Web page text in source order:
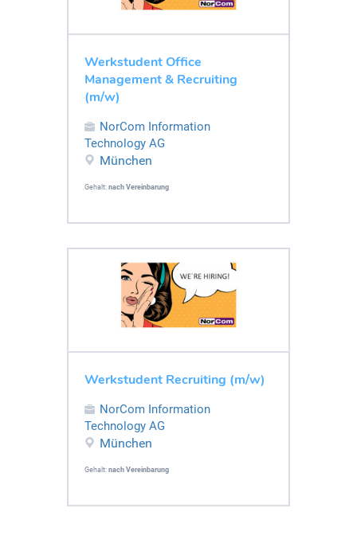
Werkstudent Office
Management & Recruiting
(m/w)
NorCom Information
Technology AG
München
Gehalt: nach Vereinbarung
Werkstudent Recruiting (m/w)
NorCom Information
Technology AG
München
Gehalt: nach Vereinbarung